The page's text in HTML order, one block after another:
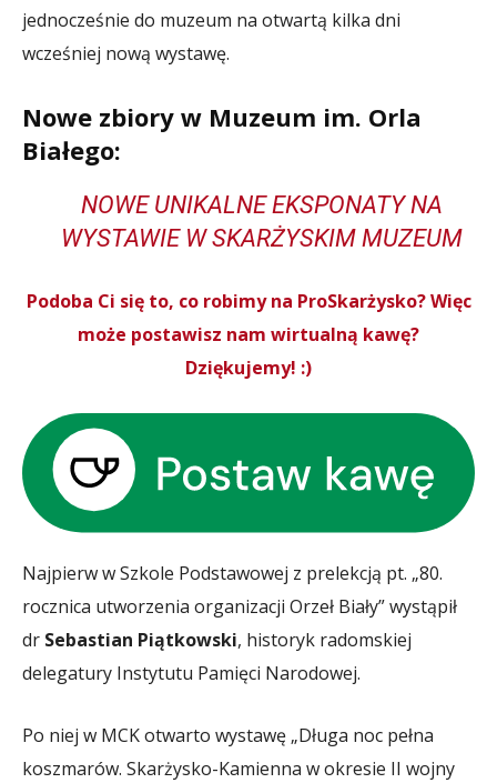
jednocześnie do muzeum na otwartą kilka dni
wcześniej nową wystawę.
Nowe zbiory w Muzeum im. Orla
Białego:
NOWE UNIKALNE EKSPONATY NA
WYSTAWIE W SKARŻYSKIM MUZEUM
Podoba Ci się to, co robimy na ProSkarżysko? Więc
może postawisz nam wirtualną kawę?
Dziękujemy! :)
Najpierw w Szkole Podstawowej z prelekcją pt. „80.
rocznica utworzenia organizacji Orzeł Biały” wystąpił
dr Sebastian Piątkowski, historyk radomskiej
delegatury Instytutu Pamięci Narodowej.
Po niej w MCK otwarto wystawę „Długa noc pełna
koszmarów. Skarżysko-Kamienna w okresie II wojny